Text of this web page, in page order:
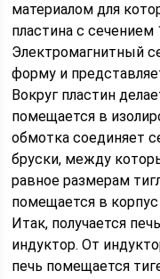
материалом для
пластина с
Электромагнитный
форму и
Вокруг пластин
помещается в
обмотка соединяет
бруски, между
равное размерам
помещается в корпус
Итак, получается
индуктор. От
печь помещается